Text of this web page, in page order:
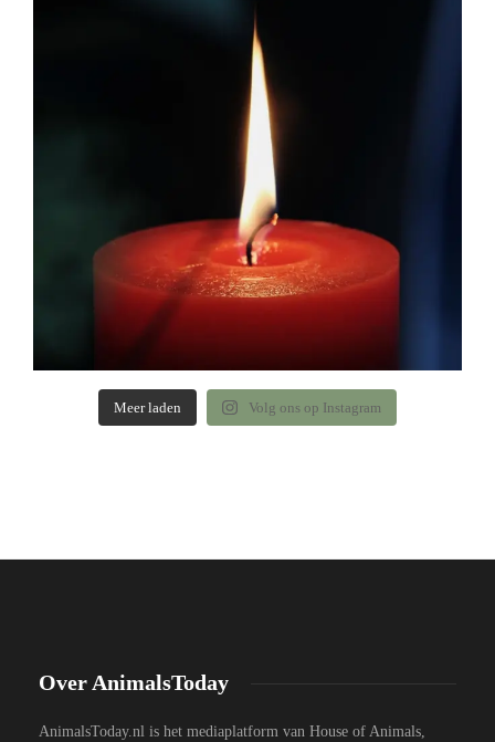
Meer laden Volg ons op Instagram
Over AnimalsToday
AnimalsToday.nl is het mediaplatform van House of Animals,